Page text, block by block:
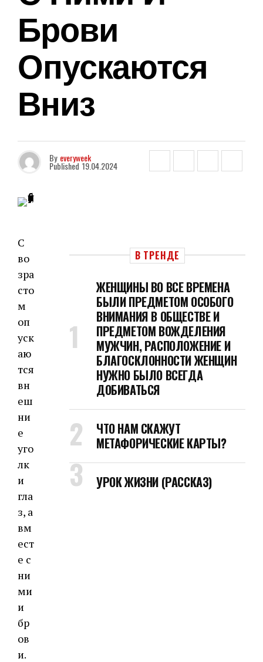
Брови
Опускаются
Вниз
By everyweek
Published 19.04.2024
С
во
зра
сто
м
оп
уск
аю
тся
вн
еш
ни
е
уго
лк
и
гла
з, а
вм
ест
е с
ни
ми
и
бр
ов
и.
В ТРЕНДЕ
ЖЕНЩИНЫ ВО ВСЕ ВРЕМЕНА
БЫЛИ ПРЕДМЕТОМ ОСОБОГО
ВНИМАНИЯ В ОБЩЕСТВЕ И
ПРЕДМЕТОМ ВОЖДЕЛЕНИЯ
МУЖЧИН, РАСПОЛОЖЕНИЕ И
БЛАГОСКЛОННОСТИ ЖЕНЩИН
НУЖНО БЫЛО ВСЕГДА
ДОБИВАТЬСЯ
ЧТО НАМ СКАЖУТ
МЕТАФОРИЧЕСКИЕ КАРТЫ?
УРОК ЖИЗНИ (РАССКАЗ)